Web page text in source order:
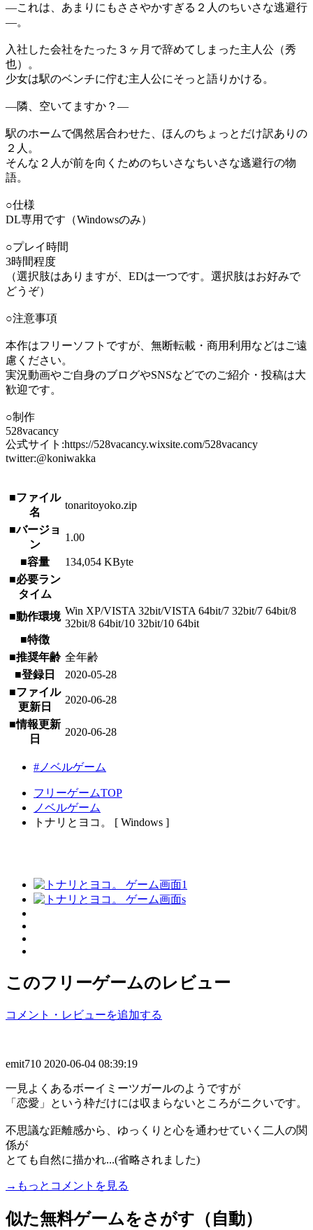
―これは、あまりにもささやかすぎる２人のちいさな逃避行
―。
入社した会社をたった３ヶ月で辞めてしまった主人公（秀
也）。
少女は駅のベンチに佇む主人公にそっと語りかける。
―隣、空いてますか？―
駅のホームで偶然居合わせた、ほんのちょっとだけ訳ありの
２人。
そんな２人が前を向くためのちいさなちいさな逃避行の物
語。
○仕様
DL専用です（Windowsのみ）
○プレイ時間
3時間程度
（選択肢はありますが、EDは一つです。選択肢はお好みで
どうぞ）
○注意事項
本作はフリーソフトですが、無断転載・商用利用などはご遠
慮ください。
実況動画やご自身のブログやSNSなどでのご紹介・投稿は大
歓迎です。
○制作
528vacancy
公式サイト:https://528vacancy.wixsite.com/528vacancy
twitter:@koniwakka
■ファイル
名
tonaritoyoko.zip
■バージョ
ン
1.00
■容量
134,054 KByte
■必要ラン
タイム
■動作環境 Win XP/VISTA 32bit/VISTA 64bit/7 32bit/7 64bit/8
32bit/8 64bit/10 32bit/10 64bit
■特徴
■推奨年齢 全年齢
■登録日
2020-05-28
■ファイル
更新日
2020-06-28
■情報更新
日
2020-06-28
#ノベルゲーム
フリーゲームTOP
ノベルゲーム
トナリとヨコ。 [ Windows ]
このフリーゲームのレビュー
コメント・レビューを追加する
emit710 2020-06-04 08:39:19
一見よくあるボーイミーツガールのようですが
「恋愛」という枠だけには収まらないところがニクいです。
不思議な距離感から、ゆっくりと心を通わせていく二人の関
係が
とても自然に描かれ...(省略されました)
→もっとコメントを見る
似た無料ゲームをさがす（自動）